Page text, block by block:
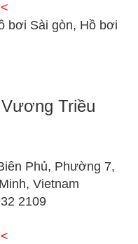
bơi Sài gòn, Hồ bơi
Triều
Phủ, Phường 7,
Vietnam
2109